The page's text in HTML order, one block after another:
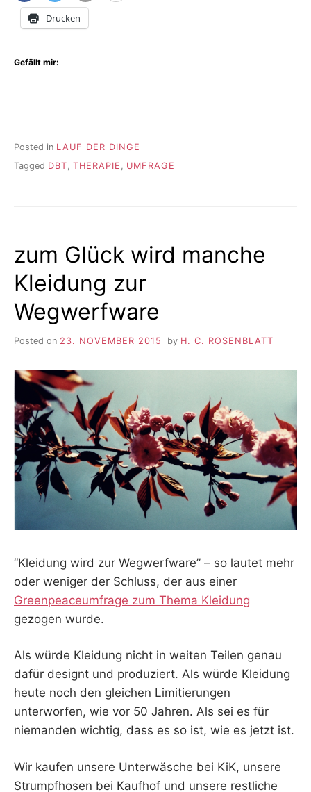
Drucken
Gefällt mir:
Posted in LAUF DER DINGE
Tagged DBT THERAPIE UMFRAGE
zum Glück wird manche
Kleidung zur
Wegwerfware
Posted on 23. NOVEMBER 2015 by H. C. ROSENBLATT
“Kleidung wird zur Wegwerfware” – so lautet mehr
oder weniger der Schluss, der aus einer
Greenpeaceumfrage zum Thema Kleidung
gezogen wurde.
Als würde Kleidung nicht in weiten Teilen genau
dafür designt und produziert. Als würde Kleidung
heute noch den gleichen Limitierungen
unterworfen, wie vor 50 Jahren. Als sei es für
niemanden wichtig, dass es so ist, wie es jetzt ist.
Wir kaufen unsere Unterwäsche bei KiK, unsere
Strumpfhosen bei Kaufhof und unsere restliche